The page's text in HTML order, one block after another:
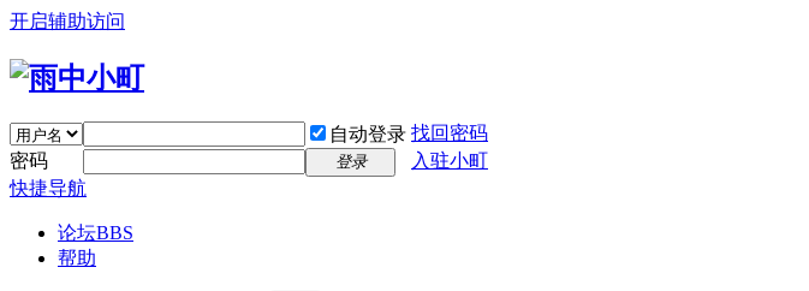
开启辅助访问
自动登录 找回密码
密码
登录
入驻小町
快捷导航
论坛BBS
帮助